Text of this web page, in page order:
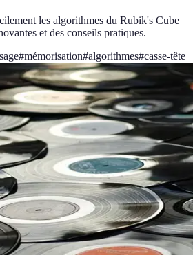
les algorithmes du Rubik's Cube
et des conseils pratiques.
#mémorisation#algorithmes#casse-tête